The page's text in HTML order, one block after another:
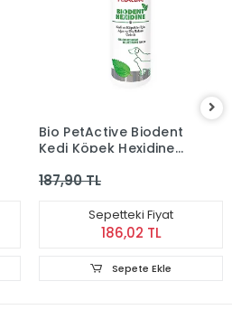
Bio PetActive Biodent
Kedi Köpek Hexidine
Solüsyonu (250 ml)
187,90 TL
Sepetteki Fiyat
186,02 TL
Sepete Ekle